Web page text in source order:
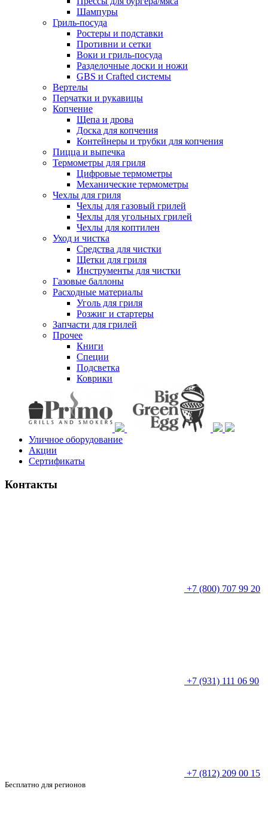
Шампуры
Гриль-посуда
Ростеры и подставки
Противни и сетки
Воки и гриль-посуда
Разделочные доски и ножи
GBS и Crafted системы
Вертелы
Перчатки и рукавицы
Копчение
Щепа и дрова
Доска для копчения
Контейнеры и трубки для копчения
Пицца и выпечка
Термометры для гриля
Цифровые термометры
Механические термометры
Чехлы для гриля
Чехлы для газовый грилей
Чехлы для угольных грилей
Чехлы для коптилен
Уход и чистка
Средства для чистки
Щетки для гриля
Инструменты для чистки
Газовые баллоны
Расходные материалы
Уголь для гриля
Розжиг и стартеры
Запчасти для грилей
Прочее
Книги
Специи
Подсветка
Коврики
Уличное оборудование
Акции
Сертификаты
Контакты
+7 (800) 707 99 20
+7 (931) 111 06 90
+7 (812) 209 00 15
Бесплатно для регионов